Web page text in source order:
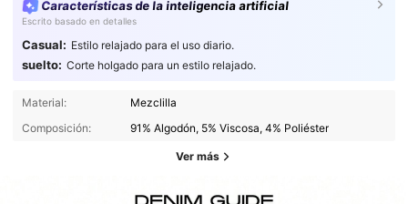
Características de la inteligencia artificial
Escrito basado en detalles
Casual: Estilo relajado para el uso diario.
suelto: Corte holgado para un estilo relajado.
Material:
Mezclilla
Composición:
91% Algodón, 5% Viscosa, 4% Poliéster
Ver más